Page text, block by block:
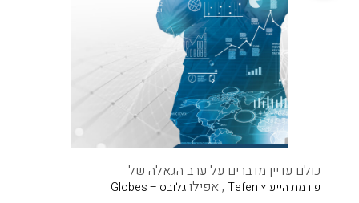
כולם עדיין מדברים על ערב הגאלה של
פירמת הייעוץ Tefen , אפילוגלובס – Globes